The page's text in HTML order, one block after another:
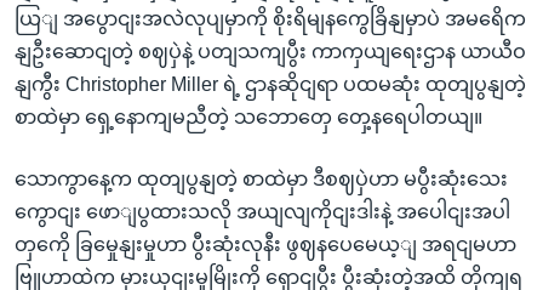
ယြျ အပွောငျးအလဲလုပျမှာကို စိုးရိမျနကွေခြိနျမှာပဲ အမရေိက
နျဦးဆောငျတဲ့ စဈပှဲနဲ့ ပတျသကျပွီး ကာကှယျရေးဌာန ယာယီဝ
နျကွီး Christopher Miller ရဲ့ ဌာနဆိုငျရာ ပထမဆုံး ထုတျပွနျတဲ့
စာထဲမှာ ရှေ့နောကျမညီတဲ့ သဘောတှေ တှေ့နရေပါတယျ။
သောကွာနေ့က ထုတျပွနျတဲ့ စာထဲမှာ ဒီစဈပှဲဟာ မပွီးဆုံးသေး
ကွောငျး ဖောျပွထားသလို အယျလျကိုငျးဒါးနဲ့ အပေါငျးအပါ
တှကေို ခြမှေုနျးမှုဟာ ပွီးဆုံးလုနီး ဖွဈနပေမေယ့ျ အရငျမဟာ
ဗြူဟာထဲက မှားယှငျးမှုမြိုးကို ရှောငျပွီး ပွီးဆုံးတဲ့အထိ တိုကျရ